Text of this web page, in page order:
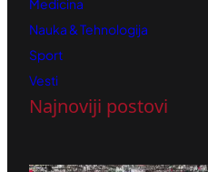
Medicina
Nauka & Tehnologija
Sport
Vesti
Najnoviji postovi